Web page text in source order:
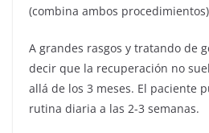
(combina ambos
A grandes rasgos y tratando de
decir que la recuperación no
allá de los 3 meses. El paciente
rutina diaria a las 2-3 semanas.